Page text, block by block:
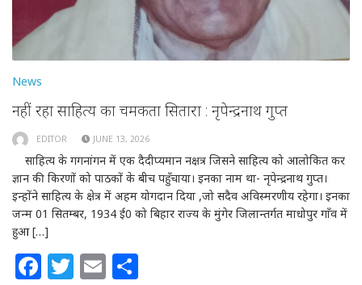
News
नहीं रहा साहित्य का चमकता सितारा : नृपेन्द्रनाथ गुप्त
EDITOR JUNE 13, 2026
साहित्य के गगनांगन में एक दैदीप्यमान नक्षत्र जिसने साहित्य को आलोकित कर
ज्ञान की किरणों को पाठकों के बीच पहुँचाया। इनका नाम था- नृपेन्द्रनाथ गुप्त।
इन्होंने साहित्य के क्षेत्र में अहम योगदान दिया ,जो सदैव अविस्मरणीय रहेगा। इनका
जन्म 01 सितम्बर, 1934 ई0 को बिहार राज्य के मुंगेर जिलान्तर्गत माधोपुर गाँव में
हुआ […]
Facebook
Twitter
Email